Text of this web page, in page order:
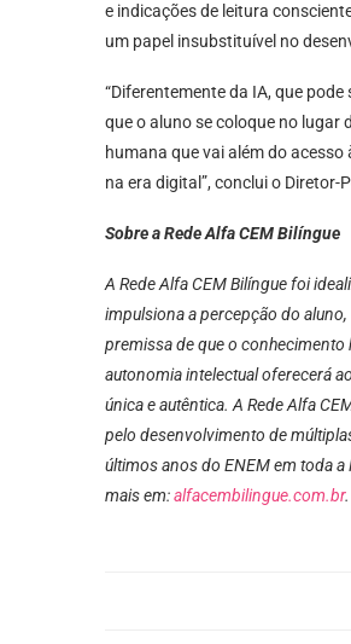
e indicações de leitura
um papel insubstituível no
“Diferentemente da IA, que
que o aluno se coloque no lugar
humana que vai além do
na era digital”, conclui o Diretor-
Sobre a Rede Alfa CEM Bilíngue
A Rede Alfa CEM Bilíngue foi
impulsiona a percepção do
premissa de que o conhecimento
autonomia intelectual oferecerá
única e autêntica. A Rede Alfa
pelo desenvolvimento de
últimos anos do ENEM em toda
mais em:alfacembilingue.com.br.